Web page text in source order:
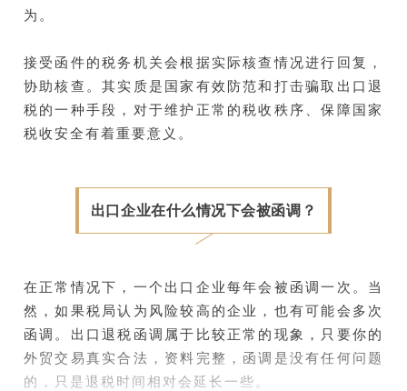
为。
接受函件的税务机关会根据实际核查情况进行回复，
协助核查。其实质是国家有效防范和打击骗取出口退
税的一种手段，对于维护正常的税收秩序、保障国家
税收安全有着重要意义。
出口企业在什么情况下会被函调？
在正常情况下，一个出口企业每年会被函调一次。当
然，如果税局认为风险较高的企业，也有可能会多次
函调。出口退税函调属于比较正常的现象，只要你的
外贸交易真实合法，资料完整，函调是没有任何问题
的，只是退税时间相对会延长一些。